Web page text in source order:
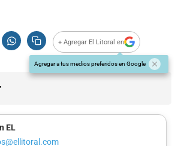
+ Agregar El Litoral en
Agregar a tus medios preferidos en Google
EL